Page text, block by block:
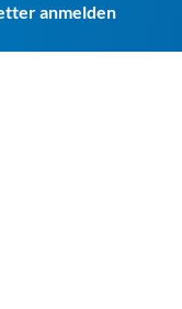
anmelden